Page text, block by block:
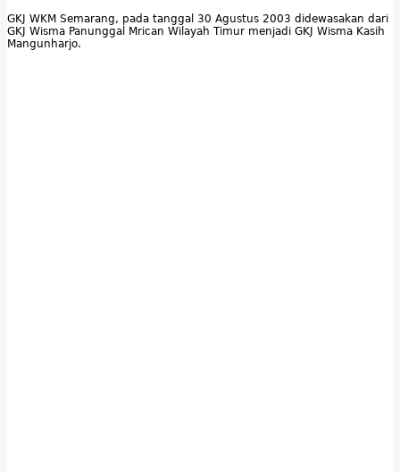
GKJ WKM Semarang, pada tanggal 30 Agustus 2003 didewasakan dari
GKJ Wisma Panunggal Mrican Wilayah Timur menjadi GKJ Wisma Kasih
Mangunharjo.